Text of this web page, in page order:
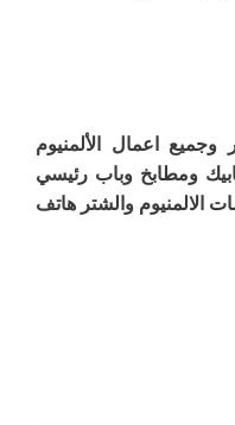
اعمال الألمنيوم
ومطابخ وباب رئيسي
الالمنيوم والشتر هاتف